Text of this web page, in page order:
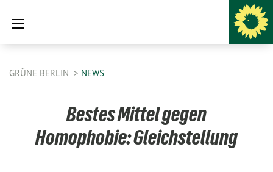
GRÜNE BERLIN NEWS
Bestes Mittel gegen
Homophobie: Gleichstellung